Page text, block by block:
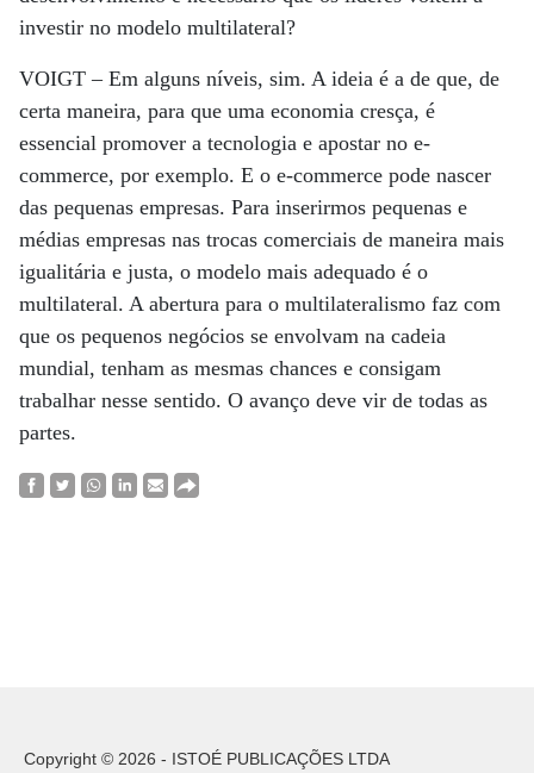
investir no modelo multilateral?
VOIGT –Em alguns níveis, sim. A ideia é a de que, de
certa maneira, para que uma economia cresça, é
essencial promover a tecnologia e apostar no e-
commerce, por exemplo. E o e-commerce pode nascer
das pequenas empresas. Para inserirmos pequenas e
médias empresas nas trocas comerciais de maneira mais
igualitária e justa, o modelo mais adequado é o
multilateral. A abertura para o multilateralismo faz com
que os pequenos negócios se envolvam na cadeia
mundial, tenham as mesmas chances e consigam
trabalhar nesse sentido. O avanço deve vir de todas as
partes.
Copyright © 2026 - ISTOÉ PUBLICAÇÕES LTDA